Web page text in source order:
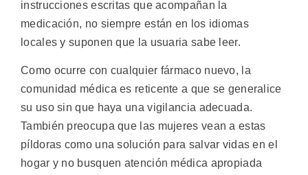
instrucciones escritas que acompañan la
medicación, no siempre están en los idiomas
locales y suponen que la usuaria sabe leer.
Como ocurre con cualquier fármaco nuevo, la
comunidad médica es reticente a que se generalice
su uso sin que haya una vigilancia adecuada.
También preocupa que las mujeres vean a estas
píldoras como una solución para salvar vidas en el
hogar y no busquen atención médica apropiada